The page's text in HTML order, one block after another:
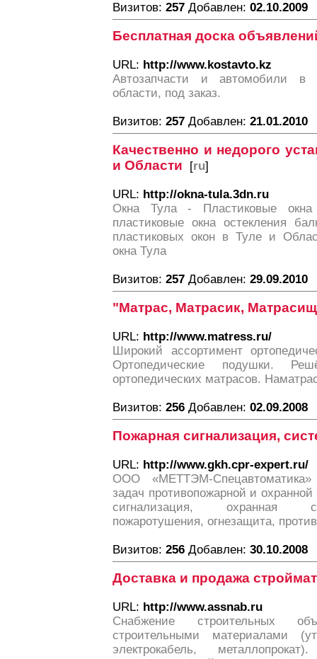
Визитов: 257 Добавлен: 02.10.2009
Бесплатная доска
URL: http://www.kostavto.kz
Автозапчасти и автомобили в
области, под заказ.
Визитов: 257 Добавлен: 21.01.2010
Качественно и недорого
и Области [ru]
URL: http://okna-tula.3dn.ru
Окна Тула - Пластиковые
пластиковые окна остекления
пластиковых окон в Туле и
окна Тула
Визитов: 257 Добавлен: 29.09.2010
"Матрас, Матрасик,
URL: http://www.matress.ru/
Широкий ассортимент
Ортопедические подушки.
ортопедических матрасов.
Визитов: 256 Добавлен: 02.09.2008
Пожарная сигнализация,
URL: http://www.gkh.cpr-expert.ru/
OOО «МЕТТЭМ-
задач противопожарной и
сигнализация, охранная
пожаротушения, огнезащита,
Визитов: 256 Добавлен: 30.10.2008
Доставка и продажа
URL: http://www.assnab.ru
Снабжение строительных
строительными материалами
электрокабель,